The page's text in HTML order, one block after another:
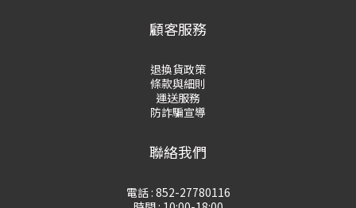
顧客服務
退換貨政策
條款與細則
運送服務
防詐騙宣導
聯絡我們
電話 : 852-27780116